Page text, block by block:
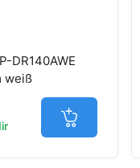
DR140AWE
weiß
Jetzt in